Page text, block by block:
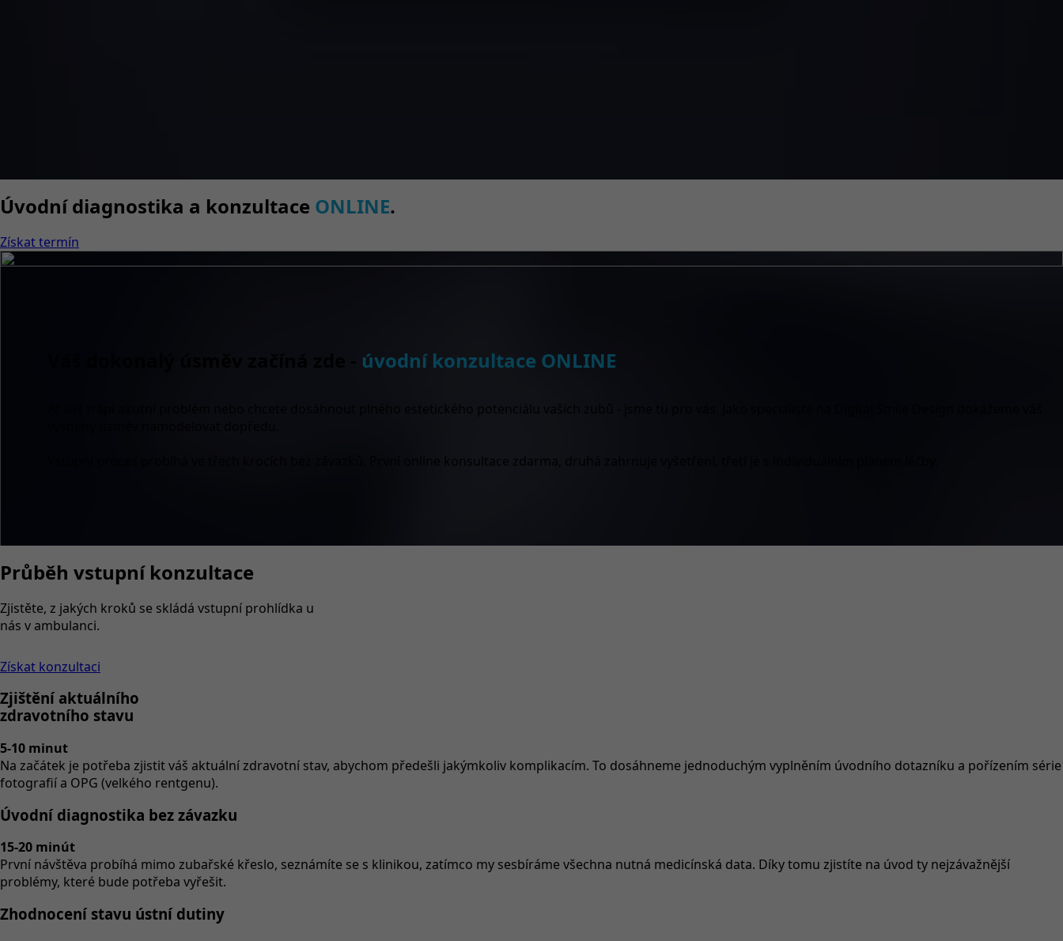
Úvodní diagnostika a konzultace ONLINE.
Získat termín
úvodní konzultace ONLINE
Ať vás trápí akutní problém nebo chcete dosáhnout plného estetického potenciálu vašich zubů - jsme tu pro vás. Jako specialisté na Digital Smile Design dokážeme váš
Vstupní proces probíhá ve třech krocích bez závazků. První online konsultace zdarma, druhá zahrnuje vyšetření, třetí je s individuálním plánem léčby.
Průběh vstupní konzultace
Zjistěte, z jakých kroků se skládá vstupní prohlídka u
nás v ambulanci.
Získat konzultaci
Zjištění aktuálního
zdravotního stavu
5-10 minut
Na začátek je potřeba zjistit váš aktuální zdravotní stav, abychom předešli jakýmkoliv komplikacím. To dosáhneme jednoduchým vyplněním úvodního dotazníku a pořízením série
fotografií a OPG (velkého rentgenu).
Úvodní diagnostika bez závazku
15-20 minút
První návštěva probíhá mimo zubařské křeslo, seznámíte se s klinikou, zatímco my sesbíráme všechna nutná medicínská data. Díky tomu zjistíte na úvod ty nejzávažnější
problémy, které bude potřeba vyřešit.
Zhodnocení stavu ústní dutiny